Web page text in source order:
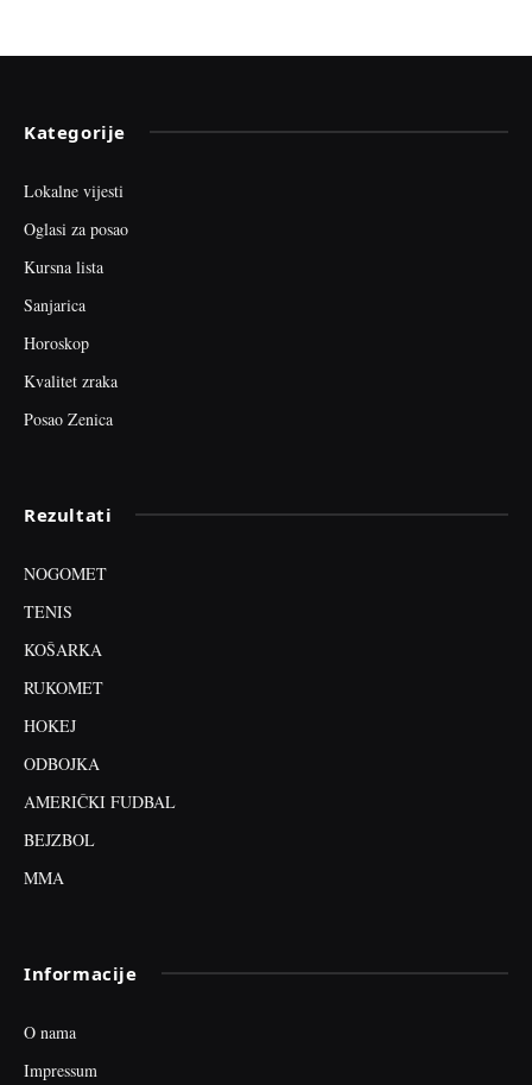
Kategorije
Lokalne vijesti
Oglasi za posao
Kursna lista
Sanjarica
Horoskop
Kvalitet zraka
Posao Zenica
Rezultati
NOGOMET
TENIS
KOŠARKA
RUKOMET
HOKEJ
ODBOJKA
AMERIČKI FUDBAL
BEJZBOL
MMA
Informacije
O nama
Impressum